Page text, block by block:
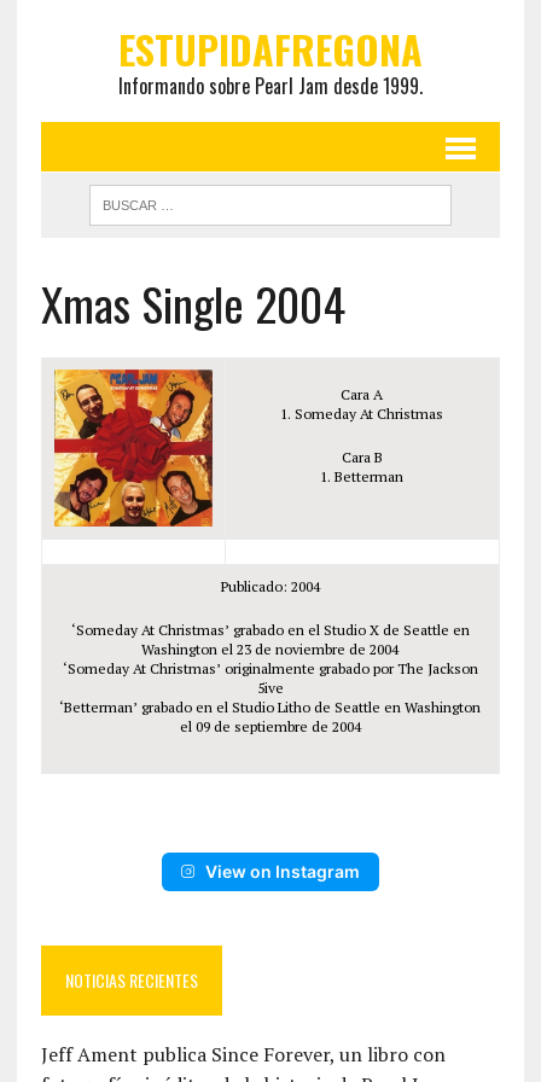
ESTUPIDAFREGONA
Informando sobre Pearl Jam desde 1999.
Xmas Single 2004
Cara A
1. Someday At Christmas
Cara B
1. Betterman
Publicado: 2004
‘Someday At Christmas’ grabado en el Studio X de Seattle en
Washington el 23 de noviembre de 2004
‘Someday At Christmas’ originalmente grabado por The Jackson
5ive
‘Betterman’ grabado en el Studio Litho de Seattle en Washington
el 09 de septiembre de 2004
View on Instagram
NOTICIAS RECIENTES
Jeff Ament publica Since Forever, un libro con